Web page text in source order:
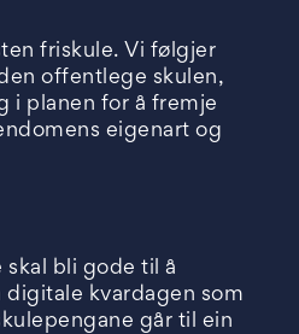
friskule. Vi følgjer
offentlege skulen,
i planen for å fremje
eigenart og
skal bli gode til å
digitale kvardagen som
går til ein